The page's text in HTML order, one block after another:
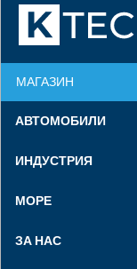
МАГАЗИН
АВТОМОБИЛИ
ИНДУСТРИЯ
МОРЕ
ЗА НАС